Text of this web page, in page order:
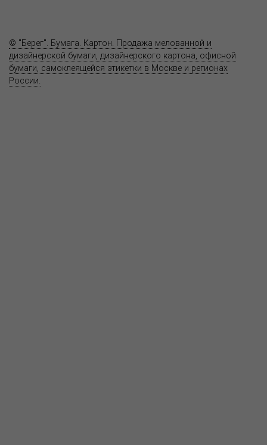
© "Берег". Бумага. Картон. Продажа мелованной и
дизайнерской бумаги, дизайнерского картона, офисной
бумаги, самоклеящейся этикетки в Москве и регионах
России.